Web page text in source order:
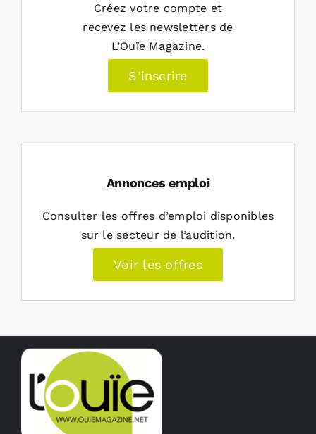
Créez votre compte et
recevez les newsletters de
L’Ouïe Magazine.
S’inscrire
Annonces emploi
Consulter les offres d’emploi disponibles
sur le secteur de l’audition.
Voir les offres